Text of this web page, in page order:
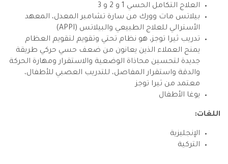
العلاج التكامل الحسي 1 و 2 و 3
بيلاتس مات وورك من سارة تشامبر المعدل، المعهد
الأسترالي للعلاج الطبيعي والبيلاتس (APPI)
تدريب ثيرا توجز، هو نظام تحتي وتقويم لتقويم العظام
يمنح العملاء الذين يعانون من ضعف حسي حركي طريقة
جديدة لتحسين محاذاة الوضعية والاستقرار ومهارة الحركة
والدقة واستقرار المفاصل، للتدريب العصبي للأطفال،
معتمد من ثيرا توجز
يوغا الأطفال
اللغات:
الإنجليزية
التركية